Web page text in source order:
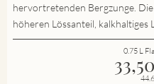
hervortretenden Bergzunge.
höheren Lössanteil, kalkhaltiges
0.75 L
33,50